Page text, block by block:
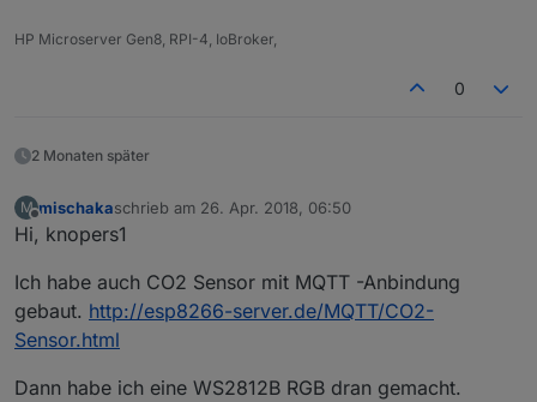
HP Microserver Gen8, RPI-4, IoBroker,
0
2 Monaten später
M
Offline
mischakaschrieb am 26. Apr. 2018, 06:50
zuletzt editiert von
Hi, knopers1
Ich habe auch CO2 Sensor mit MQTT -Anbindung
gebaut. http://esp8266-server.de/MQTT/CO2-
Sensor.html
Dann habe ich eine WS2812B RGB dran gemacht.